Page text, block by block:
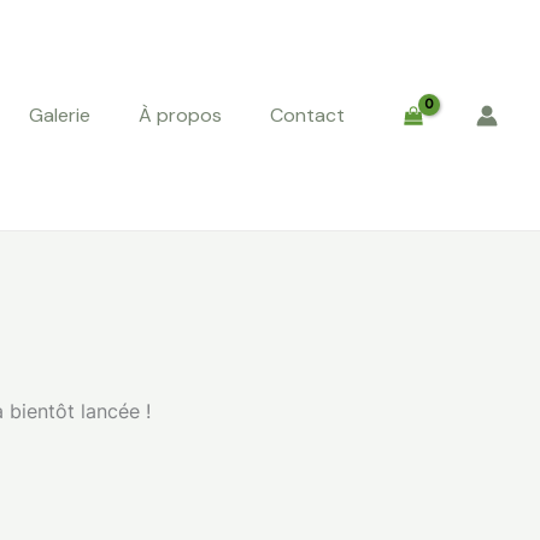
Galerie À propos Contact
bientôt lancée !